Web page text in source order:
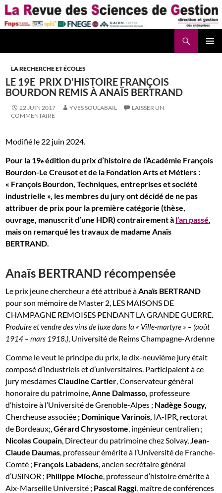
Aller
au
contenu
LA RECHERCHE ET ÉCOLES
LE 19E PRIX D’HISTOIRE FRANÇOIS
BOURDON REMIS À ANAÏS BERTRAND
22 JUIN 2017 YVES SOULABAIL
LAISSER UN
COMMENTAIRE
Modifié le 22 juin 2024.
Pour la 19e édition du prix d’histoire de l’Académie François
Bourdon-Le Creusot et de la Fondation Arts et Métiers :
« François Bourdon, Techniques, entreprises et société
industrielle », les membres du jury ont décidé de ne pas
attribuer de prix pour la première catégorie (thèse,
ouvrage, manuscrit d’une HDR) contrairement à l’an passé,
mais on remarqué les travaux de madame Anaïs
BERTRAND.
Anaïs BERTRAND récompensée
Le prix jeune chercheur a été attribué àAnaïs BERTRAND
pour son mémoire de Master 2, LES MAISONS DE
CHAMPAGNE REMOISES PENDANT LA GRANDE GUERRE.
Produire et vendre des vins de luxe dans la « Ville-martyre » – (août
1914 – mars 1918.), Université de Reims Champagne-Ardenne
Comme le veut le principe du prix, le dix-neuvième jury était
composé d’industriels et d’universitaires. Participaient à ce
jury mesdamesClaudine Cartier, Conservateur général
honoraire du patrimoine,Anne Dalmasso, professeure
d’histoire à l’Université de Grenoble-Alpes ; Nadège Sougy,
Chercheuse associée ; Dominique Varinois, IA-IPR, rectorat
de Bordeaux;,Gérard Chrysostome, ingénieur centralien ;
Nicolas Coupain, Directeur du patrimoine chez Solvay,Jean-
Claude Daumas, professeur émérite à l’Université de Franche-
Comté ; François Labadens, ancien secrétaire général
d’USINOR ; Philippe Mioche, professeur d’histoire émérite à
Aix-Marseille Université ; Pascal Raggi, maître de conférences